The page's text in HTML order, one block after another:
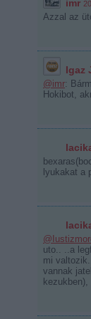
imr
Azzal az
Igaz
@imr:
Hokibot,
lyukakat a
uto.. ..a
mi
vannak